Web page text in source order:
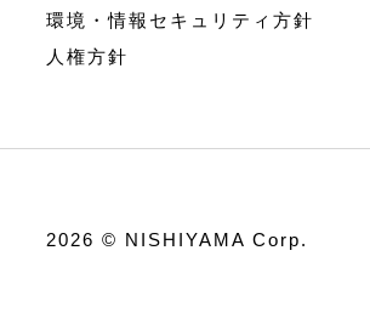
環境・情報セキュリティ方針
人権方針
2026 © NISHIYAMA Corp.